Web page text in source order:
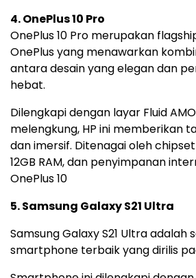
4. OnePlus 10 Pro
OnePlus 10 Pro merupakan
OnePlus yang menawarkan
antara desain yang elegan dan
hebat.
Dilengkapi dengan layar Fluid
melengkung, HP ini memberikan
dan imersif. Ditenagai oleh
12GB RAM, dan penyimpanan
OnePlus 10
5. Samsung Galaxy S21 Ultra
Samsung Galaxy S21 Ultra adalah
smartphone terbaik yang dirilis